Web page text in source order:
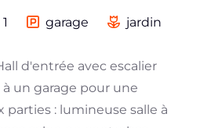
1 garage jardin
d'entrée avec escalier
un garage pour une
parties : lumineuse salle à